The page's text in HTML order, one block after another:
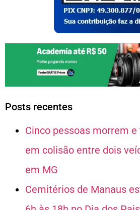
Posts recentes
Cinco pessoas morrem
em colisão entre dois
em MG
Cemitérios de Manaus